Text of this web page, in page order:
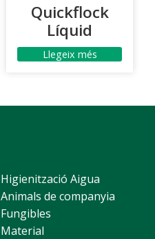
Quickflock
Líquid
Llegeix més
Higienització Aigua
Animals de companyia
Fungibles
Material